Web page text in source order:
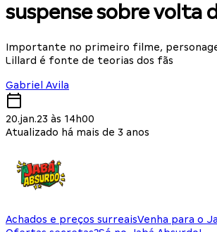
suspense sobre volta
Importante no primeiro filme,
Lillard é fonte de teorias dos fãs
Gabriel Avila
20.jan.23 às 14h00
Atualizado há mais de 3 anos
Achados e preços surreaisVenha para o